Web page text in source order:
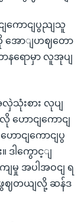
ကောငျပွညျသူ
အောျဟဈတော
ာနရောမှာ လူအုပျ
သုံးစား လုပျ
ဟောငျကောငျ
ာငျကောငျပွ
ဒါကွောင့ျ
မှု အပါအဝငျ ရ
ဖွဈတယျလို့ ဆန်ဒ